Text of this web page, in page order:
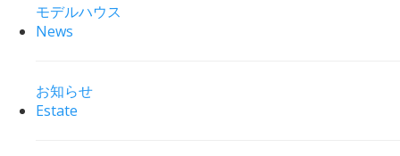
モデルハウス
News
お知らせ
Estate